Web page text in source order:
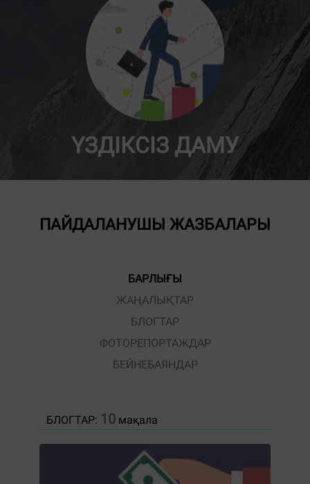
ҮЗДІКСІЗ ДАМУ
ПАЙДАЛАНУШЫ ЖАЗБАЛАРЫ
БАРЛЫҒЫ
ЖАҢАЛЫҚТАР
БЛОГТАР
ФОТОРЕПОРТАЖДАР
БЕЙНЕБАЯНДАР
БЛОГТАР: 10 мақала